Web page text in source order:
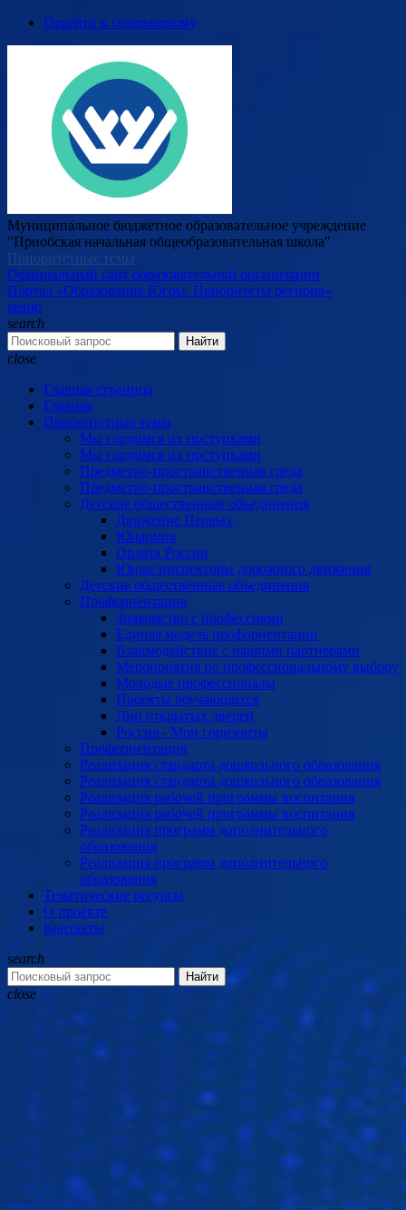
Перейти к содержимому
Муниципальное бюджетное образовательное учреждение
"Приобская начальная общеобразовательная школа"
Приоритетные темы
Официальный сайт образовательной организации
Портал «Образование Югры. Приоритеты региона»
меню
search
Найти
close
Главная страница
Главная
Приоритетные темы
Мы гордимся их поступками
Мы гордимся их поступками
Предметно-пространственная среда
Предметно-пространственная среда
Детские общественные объединения
Движение Первых
Юнармия
Орлята России
Юные инспекторы дорожного движения
Детские общественные объединения
Профориентация
Знакомство с профессиями
Единая модель профориентации
Взаимодействие с нашими партнерами
Мероприятия по профессиональному выбору
Молодые профессионалы
Проекты обучающихся
Дни открытых дверей
Россия - Мои горизонты
Профориентация
Реализация стандарта дошкольного образования
Реализация стандарта дошкольного образования
Реализация рабочей программы воспитания
Реализация рабочей программы воспитания
Реализация программ дополнительного
образования
Реализация программ дополнительного
образования
Тематические ресурсы
О проекте
Контакты
search
Найти
close